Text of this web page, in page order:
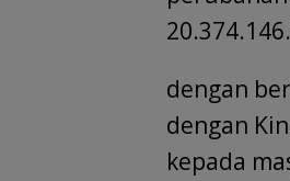
dengan
dengan
kepada